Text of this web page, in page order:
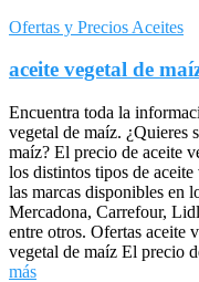
Ofertas y Precios Aceites
aceite vegetal de
Encuentra toda la
vegetal de maíz. ¿Quieres
maíz? El precio de aceite
los distintos tipos de
las marcas disponibles en
Mercadona, Carrefour,
entre otros. Ofertas aceite
vegetal de maíz El precio
más